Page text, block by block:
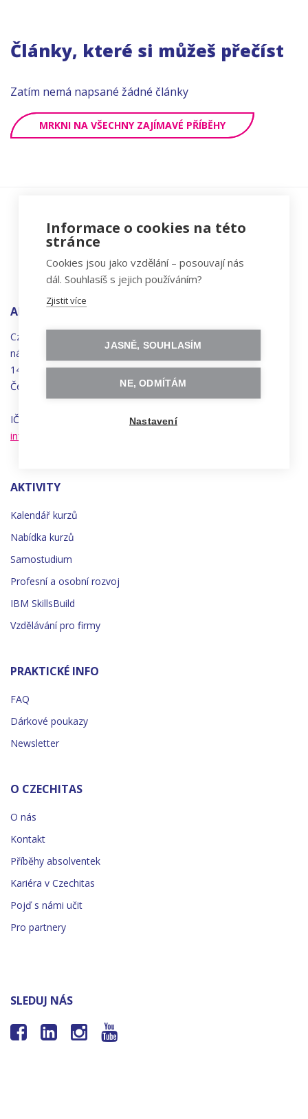
Články, které si můžeš přečíst
Zatím nemá napsané žádné články
MRKNI NA VŠECHNY ZAJÍMAVÉ PŘÍBĚHY
ADRESA
Czechitas, z.ú.
náměstí
Synků 1748/17
140 00 Praha 4 - Nusle
Česká republika
IČO 22834958 | DIČ CZ22834958
info@czechitas.cz
AKTIVITY
Kalendář kurzů
Nabídka kurzů
Samostudium
Profesní a osobní rozvoj
IBM SkillsBuild
Vzdělávání pro firmy
PRAKTICKÉ INFO
FAQ
Dárkové poukazy
Newsletter
O CZECHITAS
O nás
Kontakt
Příběhy absolventek
Kariéra v Czechitas
Pojď s námi učit
Pro partnery
SLEDUJ NÁS
   
Informace o cookies na této
stránce
Cookies jsou jako vzdělání – posouvají nás
dál. Souhlasíš s jejich používáním?
Zjistit více
JASNĚ, SOUHLASÍM
NE, ODMÍTÁM
Nastavení